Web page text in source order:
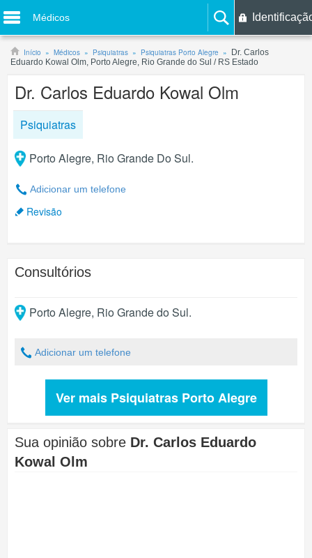
Médicos
Início Médicos Psiquiatras Psiquiatras Porto Alegre
Dr. Carlos
Eduardo Kowal Olm, Porto Alegre, Rio Grande do Sul / RS Estado
Dr. Carlos Eduardo Kowal Olm
Psiquiatras
Porto Alegre, Rio Grande Do Sul.
Adicionar um telefone
Revisão
Consultórios
Porto Alegre, Rio Grande do Sul.
Adicionar um telefone
Ver mais Psiquiatras Porto Alegre
Sua opinião sobre Dr. Carlos Eduardo
Kowal Olm